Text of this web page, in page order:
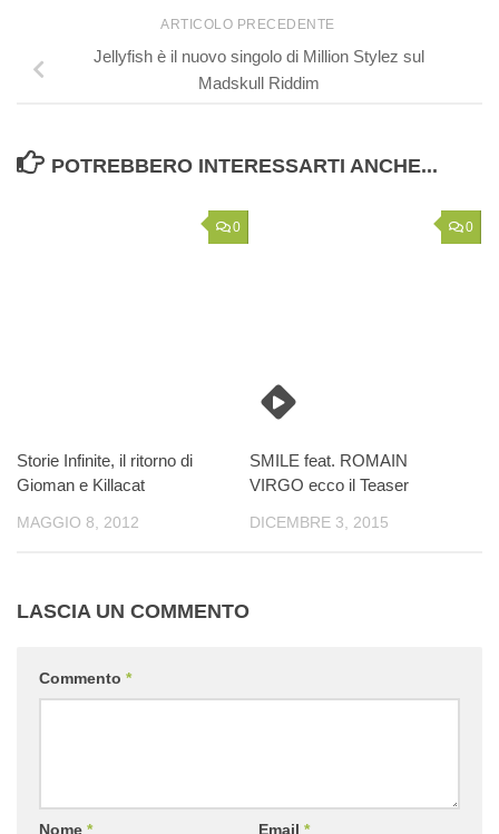
ARTICOLO PRECEDENTE
Jellyfish è il nuovo singolo di Million Stylez sul
Madskull Riddim
POTREBBERO INTERESSARTI ANCHE...
0
Storie Infinite, il ritorno di
Gioman e Killacat
MAGGIO 8, 2012
0
SMILE feat. ROMAIN
VIRGO ecco il Teaser
DICEMBRE 3, 2015
LASCIA UN COMMENTO
Commento *
Nome * Email *